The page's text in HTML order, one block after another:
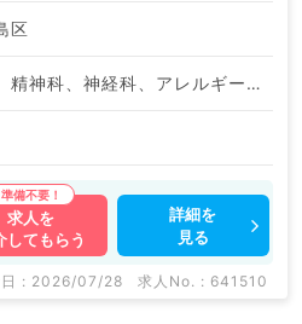
区
神経内科、精神科、神経科、アレルギー科、リウマチ科、小児科、整形外科、形成外科、美容外科、脳神経外科、呼吸器外科、心臓血管外科、小児外科、皮膚科、泌尿器科、産婦人科、産科、婦人科、眼科、耳鼻咽喉科、気管食道科、放射線科、リハビリテーション科、麻酔科、ペインクリニック、人工透析科、緩和ケア科、一般内科、循環器内科、呼吸器内科、消化器内科、内分泌・代謝内科、腎臓内科、老年内科、血液内科、外科系全般、一般外科、消化器外科、乳腺外科、総合診療科、美容皮膚科、健診・人間ドック、救急科・ＩＣＵ、病理科、基礎医学系、膠原病科、スポーツ整形外科、大腸・肛門外科、その他、産業医、科目不問
求人を
してもらう
詳細を
見る
日 : 2026/07/28 求人No. : 641510